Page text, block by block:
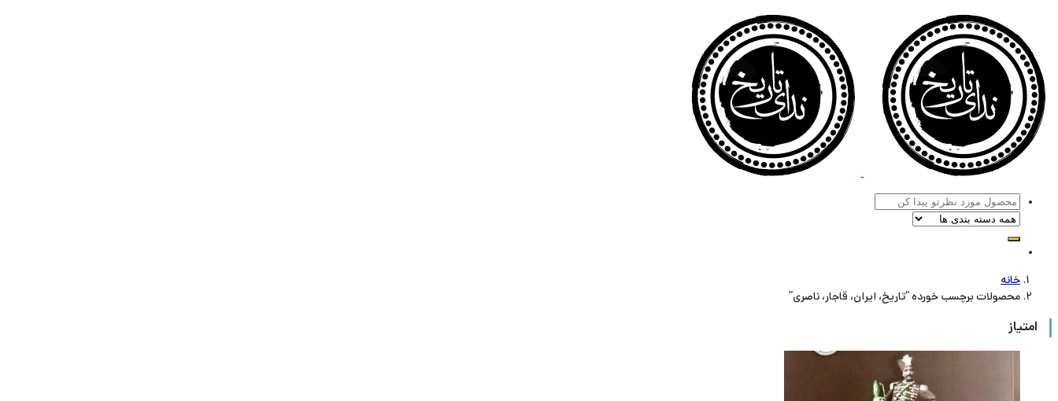
خانه
محصولات برچسب خورده “تاریخ، ایران، قاجار، ناصری”
امتیاز